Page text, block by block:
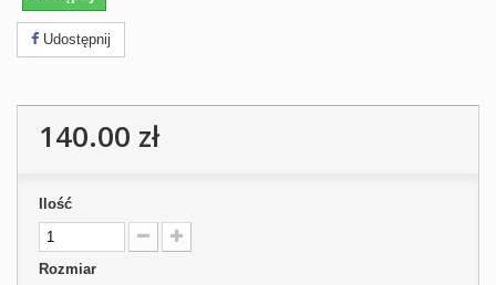
Udostępnij
140.00 zł
Ilość
Rozmiar